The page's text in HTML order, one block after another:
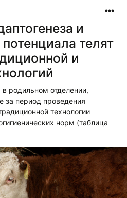
и
телят
и
родильном отделении,
за период проведения
технологии
норм (таблица